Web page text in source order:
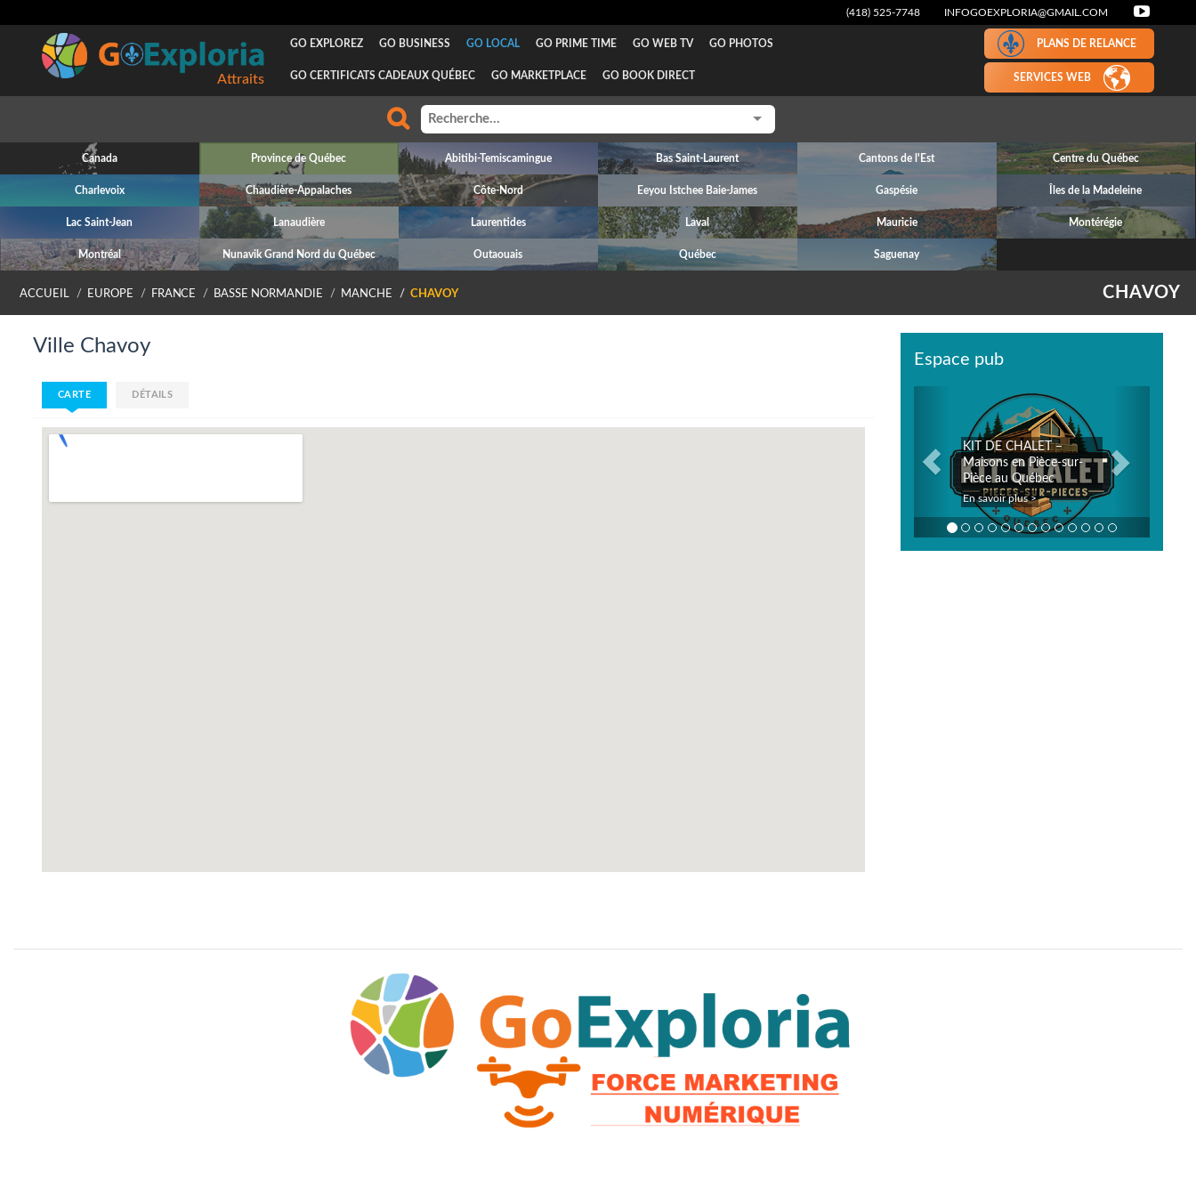
(418) 525-7748 INFOGOEXPLORIA@GMAIL.COM
Attraits
GO EXPLOREZ GO BUSINESS GO LOCAL GO PRIME TIME GO WEB TV GO PHOTOS
GO CERTIFICATS CADEAUX QUÉBEC GO MARKETPLACE GO BOOK DIRECT
PLANS DE RELANCE
SERVICES WEB
Canada Province de Québec Abitibi-Temiscamingue Bas Saint-Laurent Cantons de l'Est Centre du Québec
Charlevoix Chaudière-Appalaches Côte-Nord Eeyou Istchee Baie-James Gaspésie Îles de la Madeleine
Lac Saint-Jean Lanaudière Laurentides Laval Mauricie Montérégie
Montréal Nunavik Grand Nord du Québec Outaouais Québec Saguenay
CHAVOY
ACCUEIL EUROPE FRANCE BASSE NORMANDIE MANCHE CHAVOY
Ville Chavoy
CARTE DÉTAILS
Espace pub
KIT DE CHALET –
Maisons en Pièce-sur-
Pièce au Québec
En savoir plus >